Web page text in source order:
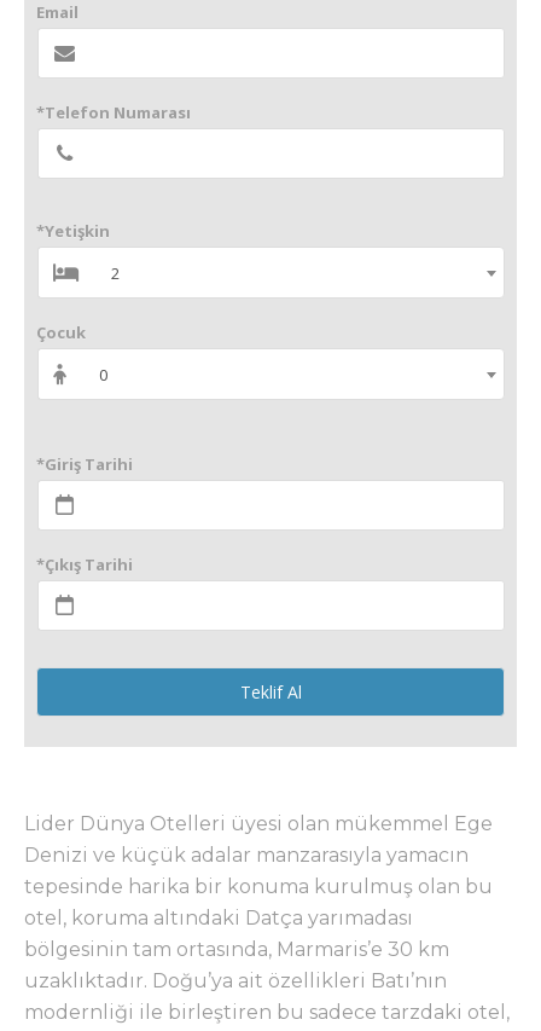
Email
*Telefon Numarası
*Yetişkin
2
Çocuk
0
*Giriş Tarihi
*Çıkış Tarihi
Teklif Al
Lider Dünya Otelleri üyesi olan mükemmel Ege
Denizi ve küçük adalar manzarasıyla yamacın
tepesinde harika bir konuma kurulmuş olan bu
otel, koruma altındaki Datça yarımadası
bölgesinin tam ortasında, Marmaris’e 30 km
uzaklıktadır. Doğu’ya ait özellikleri Batı’nın
modernliği ile birleştiren bu sadece tarzdaki otel,